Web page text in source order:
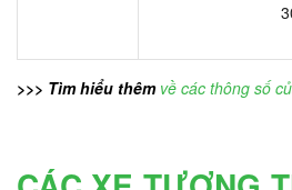
>>> Tìm hiểu thêm về các thông số